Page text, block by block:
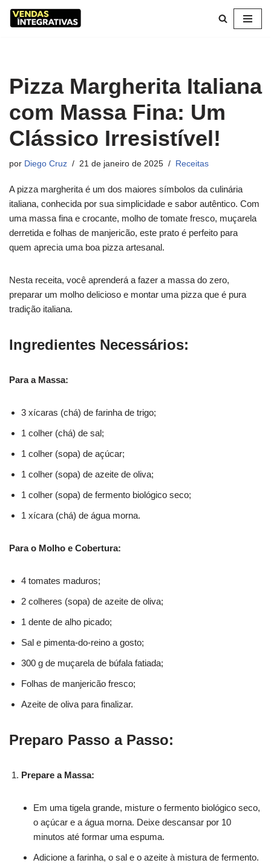
conteúdo
Pizza Margherita Italiana
com Massa Fina: Um
Clássico Irresistível!
por Diego Cruz 21 de janeiro de 2025 Receitas
A pizza margherita é um dos maiores símbolos da culinária
italiana, conhecida por sua simplicidade e sabor autêntico. Com
uma massa fina e crocante, molho de tomate fresco, muçarela
derretida e folhas de manjericão, este prato é perfeito para
quem aprecia uma boa pizza artesanal.
Nesta receita, você aprenderá a fazer a massa do zero,
preparar um molho delicioso e montar uma pizza que é pura
tradição italiana.
Ingredientes Necessários:
Para a Massa:
3 xícaras (chá) de farinha de trigo;
1 colher (chá) de sal;
1 colher (sopa) de açúcar;
1 colher (sopa) de azeite de oliva;
1 colher (sopa) de fermento biológico seco;
1 xícara (chá) de água morna.
Para o Molho e Cobertura:
4 tomates maduros;
2 colheres (sopa) de azeite de oliva;
1 dente de alho picado;
Sal e pimenta-do-reino a gosto;
300 g de muçarela de búfala fatiada;
Folhas de manjericão fresco;
Azeite de oliva para finalizar.
Preparo Passo a Passo:
Prepare a Massa:
Em uma tigela grande, misture o fermento biológico seco,
o açúcar e a água morna. Deixe descansar por 10
minutos até formar uma espuma.
Adicione a farinha, o sal e o azeite à mistura de fermento.